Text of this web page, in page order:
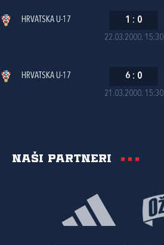
22.03.2000. 15:30
HRVATSKA U-17 1 : 0
21.03.2000. 15:30
HRVATSKA U-17 6 : 0
Naši partneri